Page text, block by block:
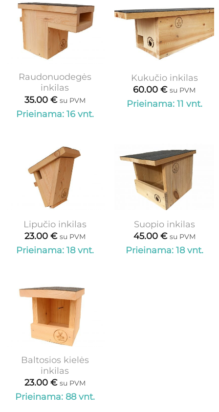
Raudonuodegės
inkilas
35.00 € su PVM
Prieinama: 16 vnt.
Kukučio inkilas
60.00 € su PVM
Prieinama: 11 vnt.
Lipučio inkilas
23.00 € su PVM
Prieinama: 18 vnt.
Suopio inkilas
45.00 € su PVM
Prieinama: 18 vnt.
Baltosios kielės
inkilas
23.00 € su PVM
Prieinama: 88 vnt.